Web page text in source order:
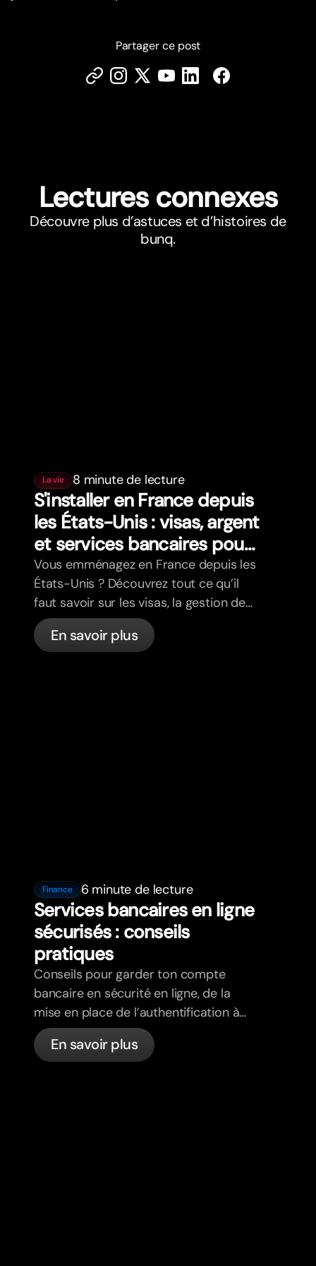
Partager ce post
Lectures connexes
Découvre plus d’astuces et d’histoires de
bunq.
La vie 8 minute de lecture
S'installer en France depuis
les États-Unis : visas, argent
et services bancaires pour
les expatriés
Vous emménagez en France depuis les
États-Unis ? Découvrez tout ce qu’il
faut savoir sur les visas, la gestion de
votre budget, la santé, la fiscalité, le
code de la route et les services
En savoir plus
Finance 6 minute de lecture
Services bancaires en ligne
sécurisés : conseils
pratiques
Conseils pour garder ton compte
bancaire en sécurité en ligne, de la
mise en place de l’authentification à
deux facteurs à la détection du
phishing, en passant par le contrôle de
En savoir plus